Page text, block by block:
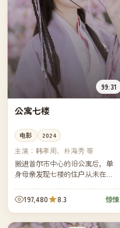
99:31
公寓七楼
电影 2024
主演： 韩孝周、朴海秀 等
搬进首尔市中心的旧公寓后，单
身母亲发现七楼的住户从未在白
她带进了这栋楼三十年来没人想
再翻开的一段历史。
197,480 8.3 惊悚